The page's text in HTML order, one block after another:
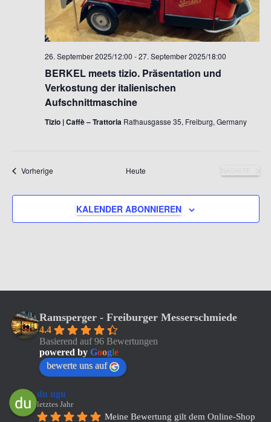
BERKEL meets tizio. Präsentation und
Verkostung der italienischen
Aufschnittmaschine
26. September 2025/12:00 -27. September 2025/18:00
Tizio | Caffè – Trattoria Rathausgasse 35, Freiburg, Germany
VorherigeVeranstaltungen Heute
KALENDER ABONNIEREN
Ramsperger - Freiburger Messerschmiede
4.4
Basierend auf 96 Bewertungen
powered by Google
bewerte uns auf
du ngu
letztes Jahr
Meine Bewertung gilt dem Online-Shop